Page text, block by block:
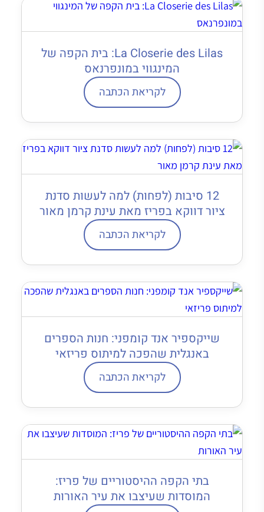
La Closerie des Lilas: בית הקפה של
המינגווי במונפרנאס
לקריאת הכתבה
12 סיבות (לפחות) למה לעשות סדנת
ציור דווקא בפריז מאת עינת קרמן מאור
לקריאת הכתבה
שייקספיר אנד קומפני: חנות הספרים
באנגלית שהפכה למיתוס פריזאי
לקריאת הכתבה
בתי הקפה ההיסטוריים של פריז:
המוסדות שעיצבו את עיר האורות